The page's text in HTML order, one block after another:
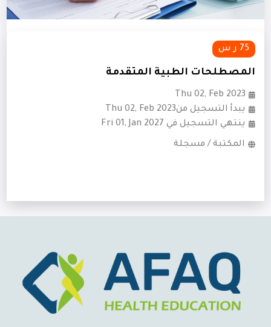
75 ر س
المصطلحات الطبية المتقدمة
Thu 02, Feb 2023
يبدأ التسجيل منThu 02, Feb 2023
ينتهي التسجيل في Fri 01, Jan 2027
المكتبة / مسجلة